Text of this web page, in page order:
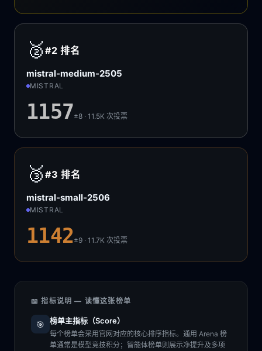
🥈 #2排名
mistral-medium-2505
MISTRAL
1157±8 · 11.5K次投票
🥉 #3排名
mistral-small-2506
MISTRAL
1142±9 · 11.7K次投票
📖 指标说明 — 读懂这张榜单
🎯 榜单主指标（Score）
每个榜单会采用官网对应的核心排序指标。通用 Arena 榜
单通常是模型竞技积分；智能体榜单则展示净提升及多项